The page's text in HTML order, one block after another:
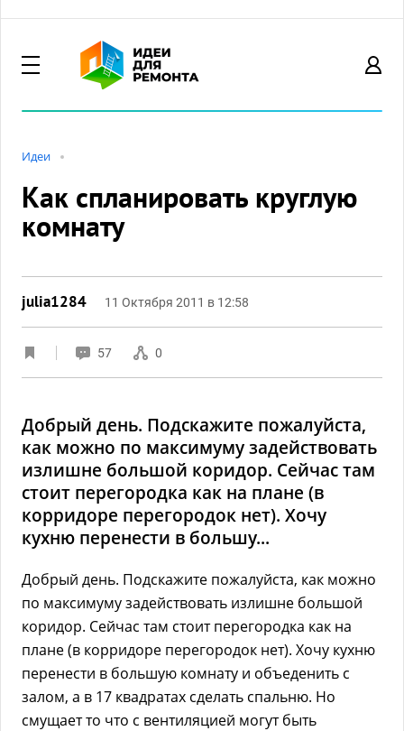
Идеи
Как спланировать круглую
комнату
julia1284 11 Октября 2011 в 12:58
57 0
Добрый день. Подскажите пожалуйста,
как можно по максимуму задействовать
излишне большой коридор. Сейчас там
стоит перегородка как на плане (в
корридоре перегородок нет). Хочу
кухню перенести в большу...
Добрый день. Подскажите пожалуйста, как можно
по максимуму задействовать излишне большой
коридор. Сейчас там стоит перегородка как на
плане (в корридоре перегородок нет). Хочу кухню
перенести в большую комнату и объеденить с
залом, а в 17 квадратах сделать спальню. Но
смущает то что с вентиляцией могут быть